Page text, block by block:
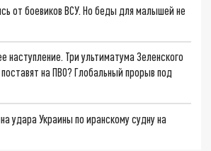
от боевиков ВСУ. Но беды для малышей не
наступление. Три ультиматума Зеленского
на ПВО? Глобальный прорыв под
удара Украины по иранскому судну на